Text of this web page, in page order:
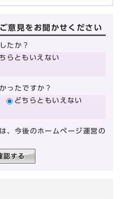
意見をお聞かせください
たか？
らともいえない
ったですか？
どちらともいえない
、今後のホームページ運営の